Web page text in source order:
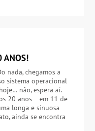
ANOS!
nada, chegamos a
sistema operacional
não, espera aí.
20 anos – em 11 de
longa e sinuosa
ainda se encontra